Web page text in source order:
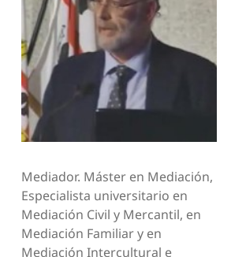
A
p
p
Mediador. Máster en Mediación,
Especialista universitario en
Mediación Civil y Mercantil, en
Mediación Familiar y en
Mediación Intercultural e